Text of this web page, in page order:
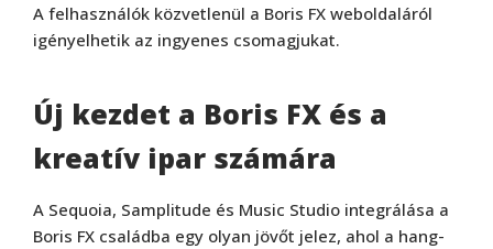
A felhasználók közvetlenül a Boris FX weboldaláról
igényelhetik az ingyenes csomagjukat.
Új kezdet a Boris FX és a
kreatív ipar számára
A Sequoia, Samplitude és Music Studio integrálása a
Boris FX családba egy olyan jövőt jelez, ahol a hang-